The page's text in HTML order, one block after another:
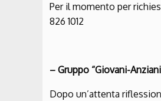
Per il momento per
826 1012
– Gruppo “Giovani-
Dopo un’attenta